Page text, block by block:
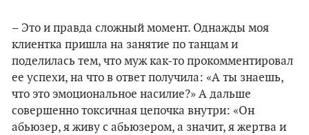
– Это и правда сложный момент. Однажды моя
клиентка пришла на занятие по танцам и
поделилась тем, что муж как-то прокомментировал
ее успехи, на что в ответ получила: «А ты знаешь,
что это эмоциональное насилие?» А дальше
совершенно токсичная цепочка внутри: «Он
абьюзер, я живу с абьюзером, а значит, я жертва и